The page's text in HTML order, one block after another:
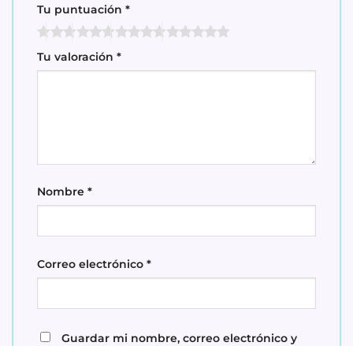
Tu puntuación *
Tu valoración *
Nombre *
Correo electrónico *
Guardar mi nombre, correo electrónico y